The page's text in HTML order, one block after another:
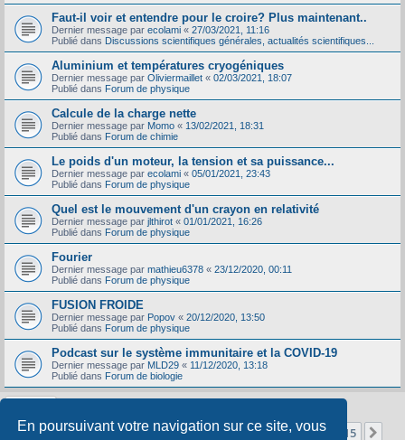
En poursuivant votre navigation sur ce site, vous
Faut-il voir et entendre pour le croire? Plus maintenant..
Dernier message par ecolami « 27/03/2021, 11:16
Publié dans Discussions scientifiques générales, actualités scientifiques...
Aluminium et températures cryogéniques
Dernier message par Oliviermaillet « 02/03/2021, 18:07
Publié dans Forum de physique
Calcule de la charge nette
Dernier message par Momo « 13/02/2021, 18:31
Publié dans Forum de chimie
Le poids d'un moteur, la tension et sa puissance...
Dernier message par ecolami « 05/01/2021, 23:43
Publié dans Forum de physique
Quel est le mouvement d'un crayon en relativité
Dernier message par jlthirot « 01/01/2021, 16:26
Publié dans Forum de physique
Fourier
Dernier message par mathieu6378 « 23/12/2020, 00:11
Publié dans Forum de physique
FUSION FROIDE
Dernier message par Popov « 20/12/2020, 13:50
Publié dans Forum de physique
Podcast sur le système immunitaire et la COVID-19
Dernier message par MLD29 « 11/12/2020, 13:18
Publié dans Forum de biologie
La recherche a retourné 356 résultats Page 1sur15
1 2 3 4 5 … 15